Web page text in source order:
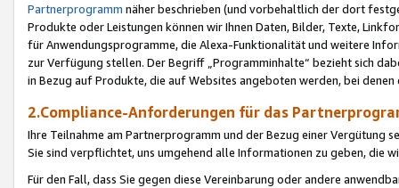
Partnerprogramm näher beschrieben (und vorbehaltlich der dort
Produkte oder Leistungen können wir Ihnen Daten, Bilder, Texte,
für Anwendungsprogramme, die Alexa-Funktionalität und weitere
zur Verfügung stellen. Der Begriff „Programminhalte“ bezieht sich
in Bezug auf Produkte, die auf Websites angeboten werden, bei
2.Compliance-Anforderungen für das
Ihre Teilnahme am Partnerprogramm und der Bezug einer Vergütung
Sie sind verpflichtet, uns umgehend alle Informationen zu geben, die
Für den Fall, dass Sie gegen diese Vereinbarung oder andere